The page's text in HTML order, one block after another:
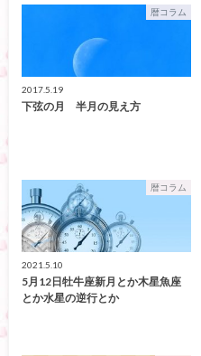
暦コラム
2017.5.19
下弦の月 半月の見え方
暦コラム
2021.5.10
5月12日牡牛座新月とか木星魚座
とか水星の逆行とか